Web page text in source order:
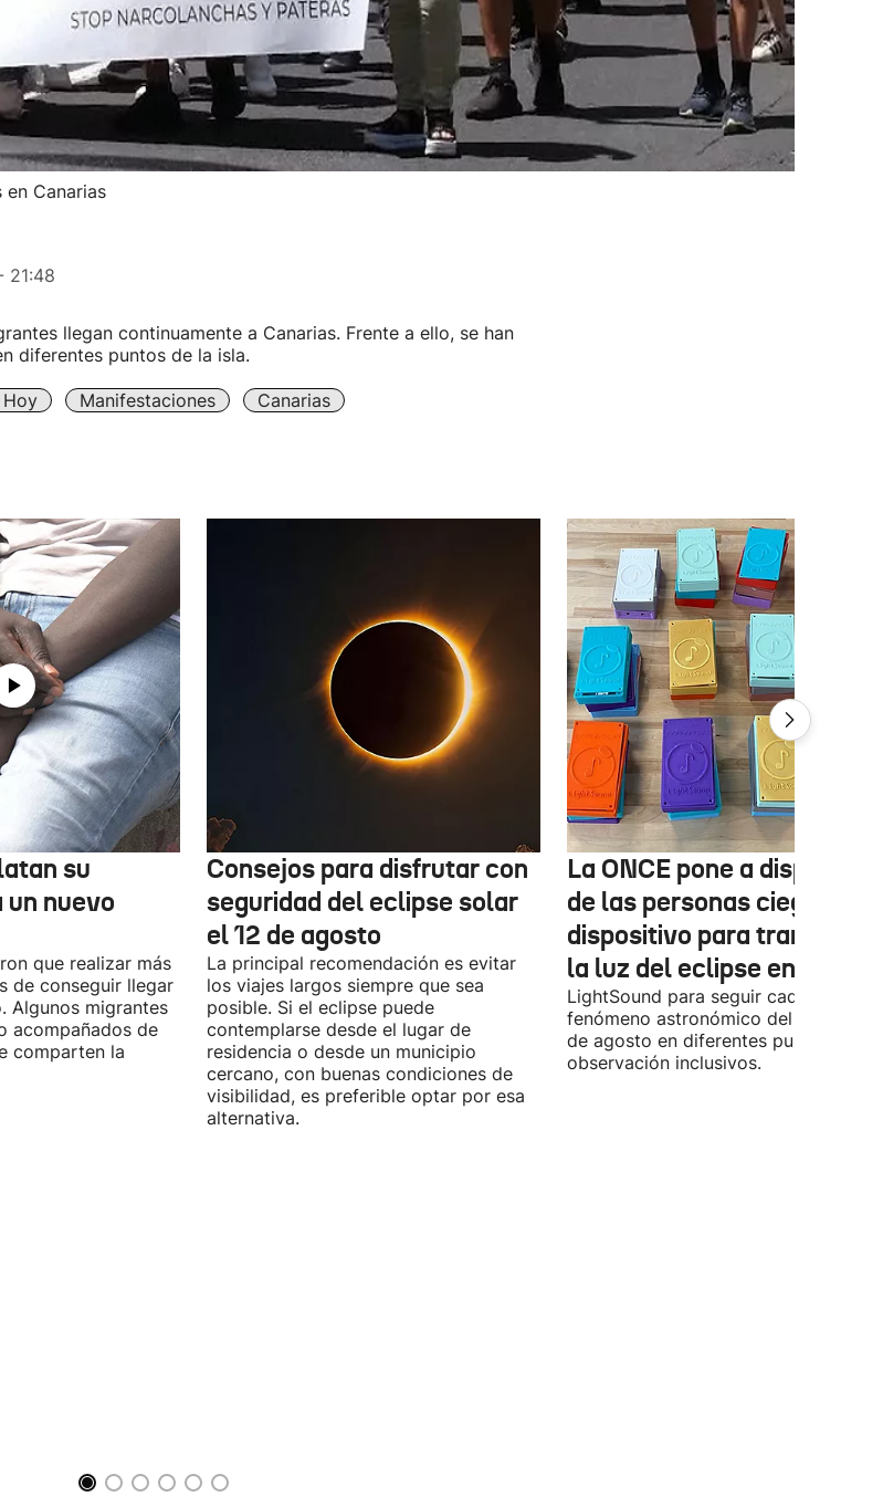
Canarias
21:48
llegan continuamente a Canarias. Frente a ello, se han
diferentes puntos de la isla.
Manifestaciones Canarias
su
nuevo
que realizar más
de conseguir llegar
Algunos migrantes
acompañados de
comparten la
Consejos para disfrutar con
seguridad del eclipse solar
el 12 de agosto
La principal recomendación es evitar
los viajes largos siempre que sea
posible. Si el eclipse puede
contemplarse desde el lugar de
residencia o desde un municipio
cercano, con buenas condiciones de
visibilidad, es preferible optar por esa
alternativa.
La ONCE pone a
de las personas ciegas un
dispositivo para
la luz del eclipse en
LightSound para seguir cada fase del
fenómeno astronómico del próximo
de agosto en diferentes puntos de
observación inclusivos.